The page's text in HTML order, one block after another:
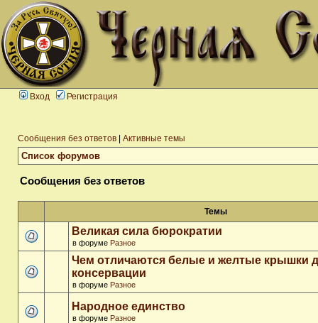
Вход Регистрация
Сообщения без ответов Активные темы
Список форумов
Сообщения без ответов
Темы
Великая сила бюрократии
в форуме Разное
Чем отличаются белые и желтые крышки
консервации
в форуме Разное
Народное единство
в форуме Разное